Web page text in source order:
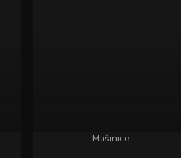
Mašinice